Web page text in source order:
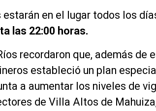
en el lugar todos los
las 22:00 horas.
recordaron que, además de
estableció un plan
a aumentar los niveles de
de Villa Altos de